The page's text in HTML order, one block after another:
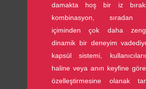
damakta hoş bir iz
kombinasyon, sıradan
içiminden çok daha
dinamik bir deneyim
kapsül sistemi,
haline veya anın keyfine
özelleştirmesine olanak